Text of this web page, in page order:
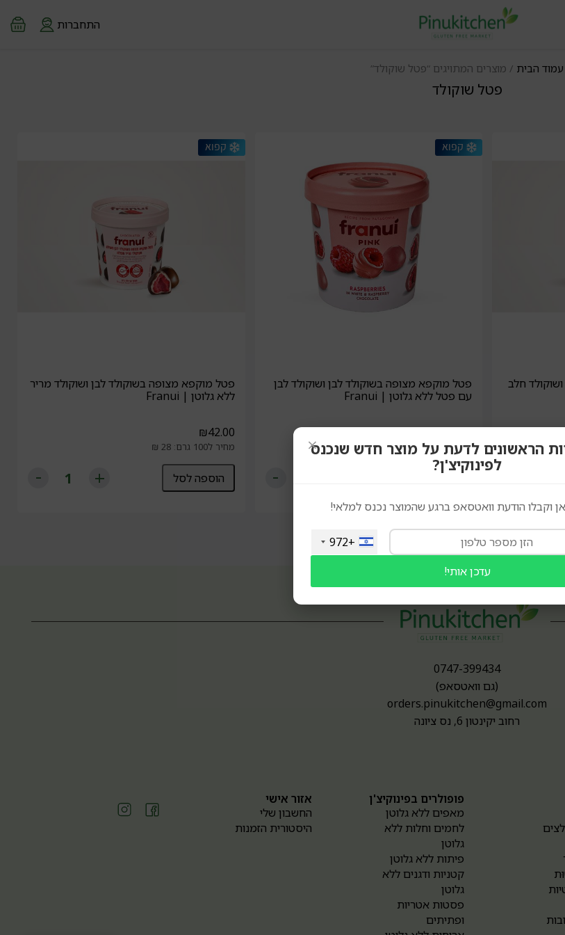
התחברות
עמוד הבית / מוצרים המתויגים “פטל שוקולד”
פטל שוקולד
חלב
פטל מוקפא מצופה בשוקולד לבן ושוקולד לבן
עם פטל ללא גלוטן | Franui
₪42.00
מחיר ל100 גרם: 28 ₪
הוספה לסל
פטל מוקפא מצופה בשוקולד לבן ושוקולד מריר
ללא גלוטן | Franui
₪42.00
מחיר ל100 גרם: 28 ₪
הוספה לסל
0747-399434
(גם וואטסאפ)
orders.pinukitchen@gmail.com
רחוב יקינטון 6, נס ציונה
פופולרים בפינוקיצ'ן
מאפים ללא גלוטן
לחמים וחלות ללא
גלוטן
פיתות ללא גלוטן
קטניות ודגנים ללא
גלוטן
פסטות אטריות
ופתיתים
אזור אישי
החשבון שלי
היסטורית הזמנות
הראשונים לדעת על מוצר חדש שנכנס
לפינוקיצ'ן?
×
וקבלו הודעת וואטסאפ ברגע שהמוצר נכנס למלאי!
+972
עדכן אותי!